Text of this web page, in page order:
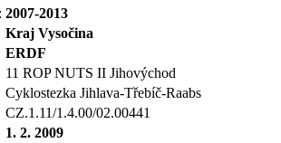
2007-2013
Kraj Vysočina
ERDF
11 ROP NUTS II Jihovýchod
Cyklostezka Jihlava-Třebíč-Raabs
CZ.1.11/1.4.00/02.00441
1. 2. 2009